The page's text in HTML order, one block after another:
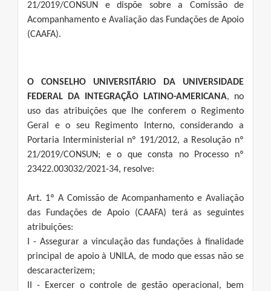
21/2019/CONSUN e dispõe sobre a Comissão de
Acompanhamento e Avaliação das Fundações de Apoio
(CAAFA).
O CONSELHO UNIVERSITÁRIO DA UNIVERSIDADE
FEDERAL DA INTEGRAÇÃO LATINO-AMERICANA, no
uso das atribuições que lhe conferem o Regimento
Geral e o seu Regimento Interno, considerando a
Portaria Interministerial nº 191/2012, a Resolução nº
21/2019/CONSUN; e o que consta no Processo nº
23422.003032/2021-34, resolve:
Art. 1º A Comissão de Acompanhamento e Avaliação
das Fundações de Apoio (CAAFA) terá as seguintes
atribuições:
I - Assegurar a vinculação das fundações à finalidade
principal de apoio à UNILA, de modo que essas não se
descaracterizem;
II - Exercer o controle de gestão operacional, bem